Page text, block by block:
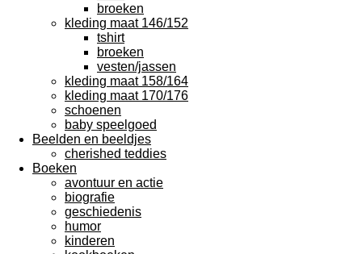
broeken
kleding maat 146/152
tshirt
broeken
vesten/jassen
kleding maat 158/164
kleding maat 170/176
schoenen
baby speelgoed
Beelden en beeldjes
cherished teddies
Boeken
avontuur en actie
biografie
geschiedenis
humor
kinderen